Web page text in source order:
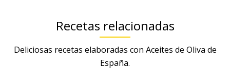
Recetas relacionadas
Deliciosas recetas elaboradas con Aceites de Oliva de
España.